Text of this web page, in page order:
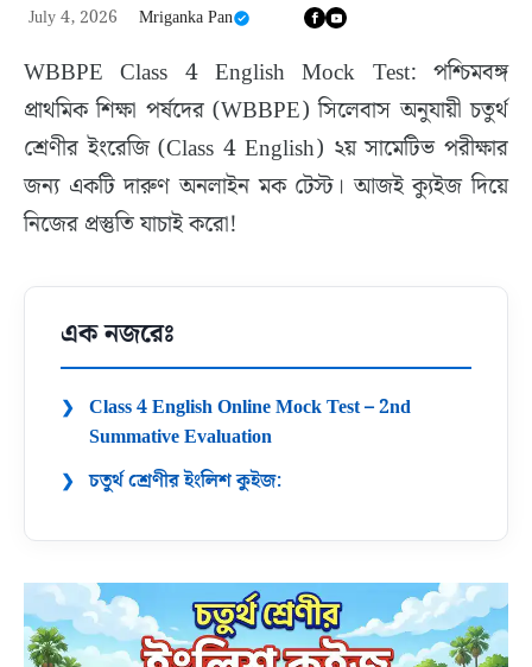
July 4, 2026 Mriganka Pan
WBBPE Class 4 English Mock Test: পশ্চিমবঙ্গ
প্রাথমিক শিক্ষা পর্ষদের (WBBPE) সিলেবাস অনুযায়ী চতুর্থ
শ্রেণীর ইংরেজি (Class 4 English) ২য় সামেটিভ পরীক্ষার
জন্য একটি দারুণ অনলাইন মক টেস্ট। আজই ক্যুইজ দিয়ে
নিজের প্রস্তুতি যাচাই করো!
এক নজরেঃ
Class 4 English Online Mock Test – 2nd
Summative Evaluation
চতুর্থ শ্রেণীর ইংলিশ কুইজ: